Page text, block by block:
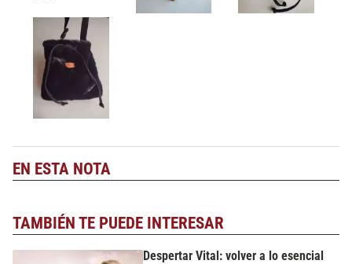
EN ESTA NOTA
TAMBIÉN TE PUEDE INTERESAR
Despertar Vital: volver a lo esencial